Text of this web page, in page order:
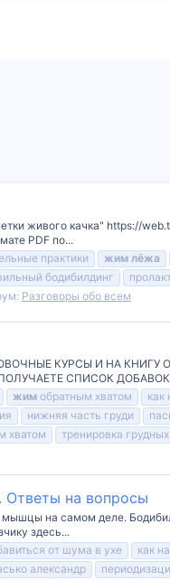
живого качка" https://
PDF по...
практики жим лёжа
бодибилдинг
Разговоры обо всем
КУРСЫ И НА
СПИСОК
жим обратным хватом
как
нижняя часть груди
хватом тренировка
Ответы на вопросы
на самом деле.
здесь...
от шума в ухе
как
александр